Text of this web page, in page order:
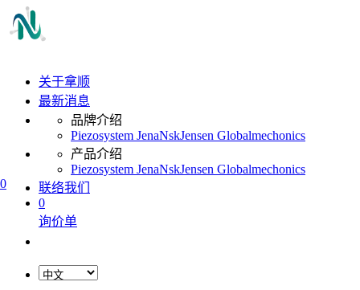
0
关于拿顺
最新消息
品牌介绍
Piezosystem JenaNskJensen Globalmechonics
产品介绍
Piezosystem JenaNskJensen Globalmechonics
联络我们
0
询价单